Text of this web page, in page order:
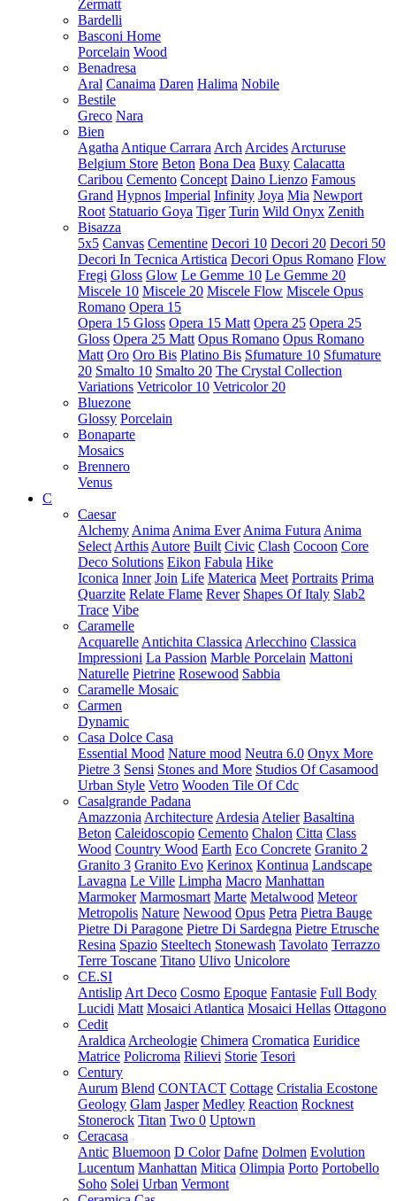
Zermatt
Bardelli
Basconi Home
Porcelain Wood
Benadresa
Aral Canaima Daren Halima Nobile
Bestile
Greco Nara
Bien
Agatha Antique Carrara Arch Arcides Arcturuse
Belgium Store Beton Bona Dea Buxy Calacatta
Caribou Cemento Concept Daino Lienzo Famous
Grand Hypnos Imperial Infinity Joya Mia Newport
Root Statuario Goya Tiger Turin Wild Onyx Zenith
Bisazza
5x5 Canvas Cementine Decori 10 Decori 20 Decori 50
Decori In Tecnica Artistica Decori Opus Romano Flow
Fregi Gloss Glow Le Gemme 10 Le Gemme 20
Miscele 10 Miscele 20 Miscele Flow Miscele Opus
Romano Opera 15
Opera 15 Gloss Opera 15 Matt Opera 25 Opera 25
Gloss Opera 25 Matt Opus Romano Opus Romano
Matt Oro Oro Bis Platino Bis Sfumature 10 Sfumature
20 Smalto 10 Smalto 20 The Crystal Collection
Variations Vetricolor 10 Vetricolor 20
Bluezone
Glossy Porcelain
Bonaparte
Mosaics
Brennero
Venus
C
Caesar
Alchemy Anima Anima Ever Anima Futura Anima
Select Arthis Autore Built Civic Clash Cocoon Core
Deco Solutions Eikon Fabula Hike
Iconica Inner Join Life Materica Meet Portraits Prima
Quarzite Relate Flame Rever Shapes Of Italy Slab2
Trace Vibe
Caramelle
Acquarelle Antichita Classica Arlecchino Classica
Impressioni La Passion Marble Porcelain Mattoni
Naturelle Pietrine Rosewood Sabbia
Caramelle Mosaic
Carmen
Dynamic
Casa Dolce Casa
Essential Mood Nature mood Neutra 6.0 Onyx More
Pietre 3 Sensi Stones and More Studios Of Casamood
Urban Style Vetro Wooden Tile Of Cdc
Casalgrande Padana
Amazzonia Architecture Ardesia Atelier Basaltina
Beton Caleidoscopio Cemento Chalon Citta Class
Wood Country Wood Earth Eco Concrete Granito 2
Granito 3 Granito Evo Kerinox Kontinua Landscape
Lavagna Le Ville Limpha Macro Manhattan
Marmoker Marmosmart Marte Metalwood Meteor
Metropolis Nature Newood Opus Petra Pietra Bauge
Pietre Di Paragone Pietre Di Sardegna Pietre Etrusche
Resina Spazio Steeltech Stonewash Tavolato Terrazzo
Terre Toscane Titano Ulivo Unicolore
CE.SI
Antislip Art Deco Cosmo Epoque Fantasie Full Body
Lucidi Matt Mosaici Atlantica Mosaici Hellas Ottagono
Cedit
Araldica Archeologie Chimera Cromatica Euridice
Matrice Policroma Rilievi Storie Tesori
Century
Aurum Blend CONTACT Cottage Cristalia Ecostone
Geology Glam Jasper Medley Reaction Rocknest
Stonerock Titan Two 0 Uptown
Ceracasa
Antic Bluemoon D Color Dafne Dolmen Evolution
Lucentum Manhattan Mitica Olimpia Porto Portobello
Soho Solei Urban Vermont